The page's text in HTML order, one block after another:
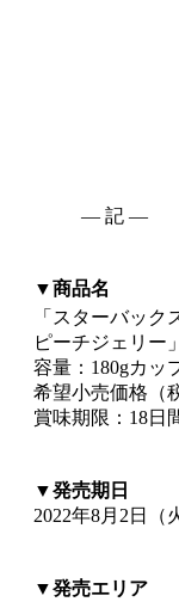
― 記 ―
▼商品名
「スターバック
ピーチジェリー」
容量：180gカッ
希望小売価格（
賞味期限：18日
▼発売期日
2022年8月2日（
▼発売エリア